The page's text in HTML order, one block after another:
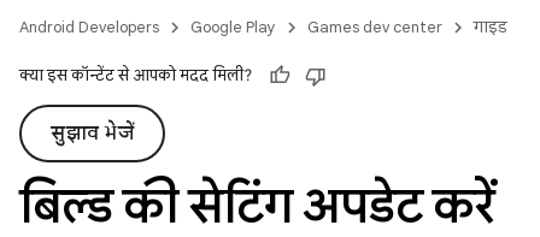
Android Developers Google Play Games dev center गाइड
क्या इस कॉन्टेंट से आपको मदद मिली?
सुझाव भेजें
बिल्ड की सेटिंग अपडेट करें